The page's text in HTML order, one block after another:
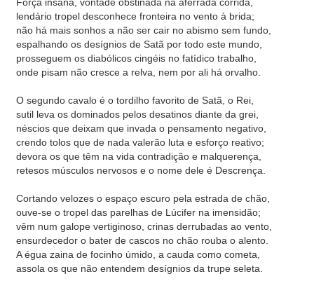
lendário tropel desconhece fronteira no vento à brida;
não há mais sonhos a não ser cair no abismo sem fundo,
espalhando os desígnios de Satã por todo este mundo,
prosseguem os diabólicos cingéis no fatídico trabalho,
onde pisam não cresce a relva, nem por ali há orvalho.
O segundo cavalo é o tordilho favorito de Satã, o Rei,
sutil leva os dominados pelos desatinos diante da grei,
néscios que deixam que invada o pensamento negativo,
crendo tolos que de nada valerão luta e esforço reativo;
devora os que têm na vida contradição e malquerença,
retesos músculos nervosos e o nome dele é Descrença.
Cortando velozes o espaço escuro pela estrada de chão,
ouve-se o tropel das parelhas de Lúcifer na imensidão;
vêm num galope vertiginoso, crinas derrubadas ao vento,
ensurdecedor o bater de cascos no chão rouba o alento.
A égua zaina de focinho úmido, a cauda como cometa,
assola os que não entendem desígnios da trupe seleta.